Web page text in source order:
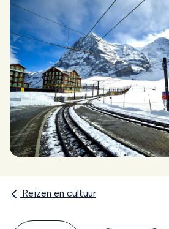
Reizen en cultuur